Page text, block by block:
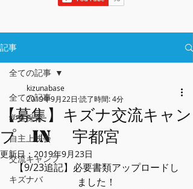
記事
全ての記事
学童保育
自主上映会
交流キャンプ
キズナバ
全ての記事
【募集】キズナ交流キャン
プ in 宇都宮
kizunabase
2019年9月22日 読了時間: 4分
更新日： 2019年9月23日
【9/23追記】必要書類アップロードし
ました！